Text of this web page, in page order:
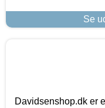
Se
Davidsenshop.dk er